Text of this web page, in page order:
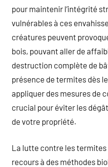
pour maintenir l’intégrité
vulnérables à ces
créatures peuvent
bois, pouvant aller de
destruction complète de
présence de termites dès
appliquer des mesures de
crucial pour éviter les
de votre propriété.
La lutte contre les
recours à des méthodes